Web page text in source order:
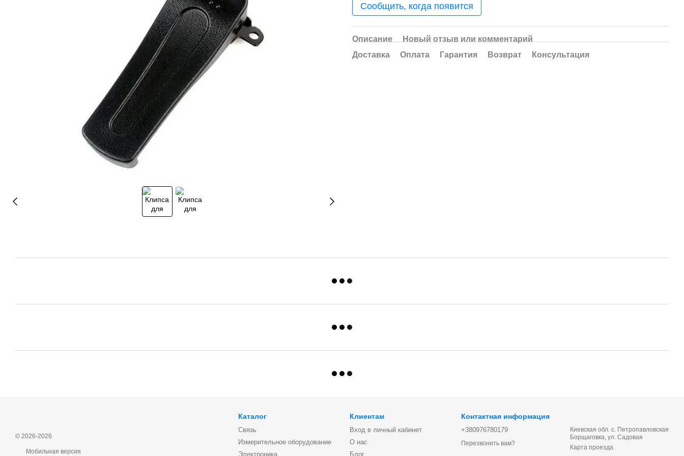
Сообщить, когда появится
Описание
Новый отзыв или комментарий
Доставка
Оплата Гарантия Возврат Консультация
© 2026-2026
Мобильная версия
Каталог
Связь
Измерительное оборудование
Электроника
Клиентам
Вход в личный кабинет
О нас
Блог
Контактная информация
+380976780179
Перезвонить вам?
Киевская обл. с. Петропавловская
Борщаговка, ул. Садовая
Карта проезда